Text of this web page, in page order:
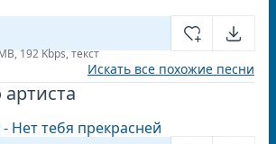
192 Kbps, текст
Искать все похожие песни
Нет тебя прекрасней